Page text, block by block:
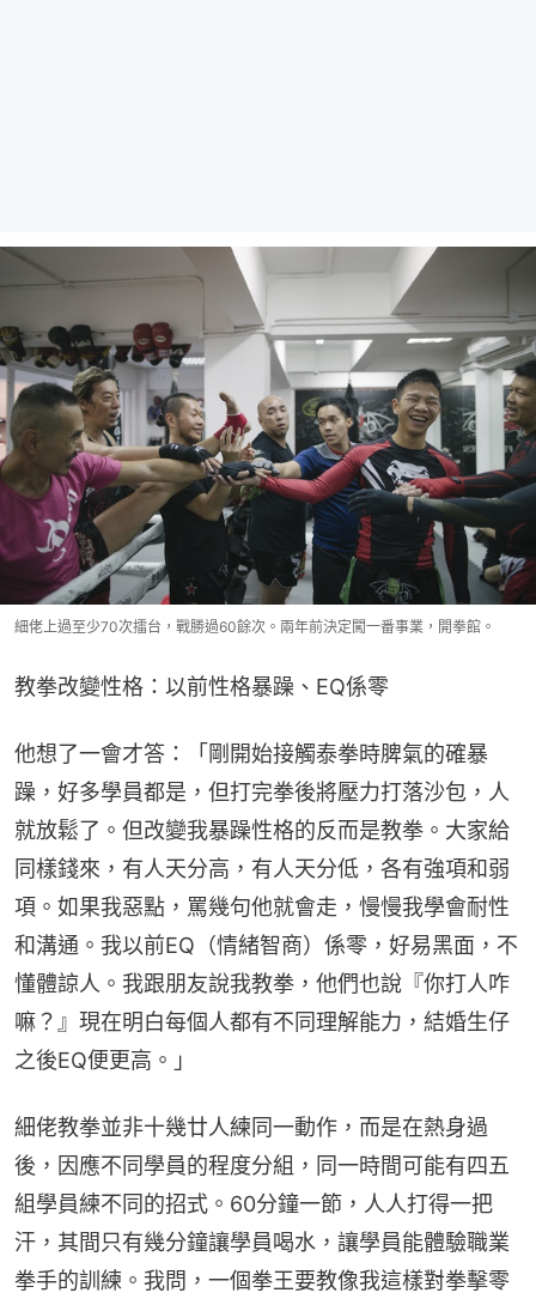
細佬上過至少70次擂台，戰勝過60餘次。兩年前決定闖一番事業，開拳館。
教拳改變性格：以前性格暴躁、EQ係零
他想了一會才答：「剛開始接觸泰拳時脾氣的確暴
躁，好多學員都是，但打完拳後將壓力打落沙包，人
就放鬆了。但改變我暴躁性格的反而是教拳。大家給
同樣錢來，有人天分高，有人天分低，各有強項和弱
項。如果我惡點，罵幾句他就會走，慢慢我學會耐性
和溝通。我以前EQ（情緒智商）係零，好易黑面，不
懂體諒人。我跟朋友說我教拳，他們也說『你打人咋
嘛？』現在明白每個人都有不同理解能力，結婚生仔
之後EQ便更高。」
細佬教拳並非十幾廿人練同一動作，而是在熱身過
後，因應不同學員的程度分組，同一時間可能有四五
組學員練不同的招式。60分鐘一節，人人打得一把
汗，其間只有幾分鐘讓學員喝水，讓學員能體驗職業
拳手的訓練。我問，一個拳王要教像我這樣對拳擊零